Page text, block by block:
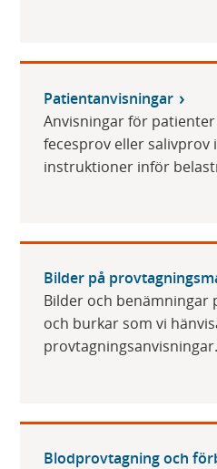
Patientanvisningar
Anvisningar för
fecesprov eller salivprov
instruktioner inför
Bilder på
Bilder och benämningar
och burkar som vi
provtagningsanvisningar.
Blodprovtagning och